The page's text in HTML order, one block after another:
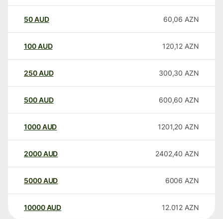
50AUD 60,06 AZN
100AUD 120,12 AZN
250AUD 300,30 AZN
500AUD 600,60 AZN
1000AUD 1201,20 AZN
2000AUD 2402,40 AZN
5000AUD 6006 AZN
10000 AUD 12.012 AZN